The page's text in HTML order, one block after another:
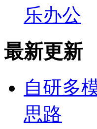
乐办公
最新更新
自研多
思路